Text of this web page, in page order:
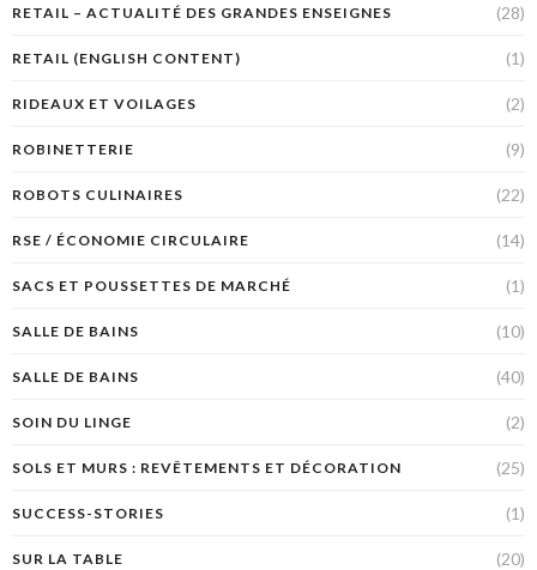
RETAIL – ACTUALITÉ DES GRANDES ENSEIGNES (28)
RETAIL (ENGLISH CONTENT) (1)
RIDEAUX ET VOILAGES (2)
ROBINETTERIE (9)
ROBOTS CULINAIRES (22)
RSE / ÉCONOMIE CIRCULAIRE (14)
SACS ET POUSSETTES DE MARCHÉ (1)
SALLE DE BAINS (10)
SALLE DE BAINS (40)
SOIN DU LINGE (2)
SOLS ET MURS : REVÊTEMENTS ET DÉCORATION (25)
SUCCESS-STORIES (1)
SUR LA TABLE (20)